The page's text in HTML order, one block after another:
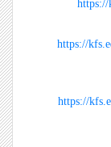
https://
https://